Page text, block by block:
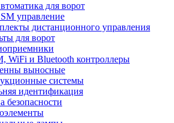
для ворот
управление
дистанционного управления
для ворот
WiFi и Bluetooth контроллеры
выносные
системы
идентификация
безопасности